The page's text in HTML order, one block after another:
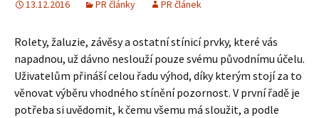
13.12.2016 PR články PR článek
Rolety, žaluzie, závěsy a ostatní stínicí prvky, které vás
napadnou, už dávno neslouží pouze svému původnímu účelu.
Uživatelům přináší celou řadu výhod, díky kterým stojí za to
věnovat výběru vhodného stínění pozornost. V první řadě je
potřeba si uvědomit, k čemu všemu má sloužit, a podle